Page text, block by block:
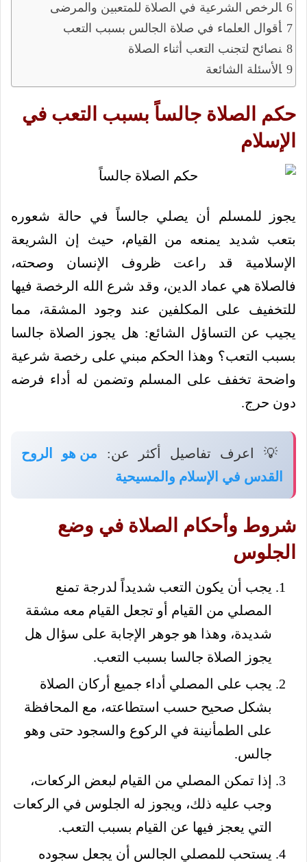
الرخص الشرعية في الصلاة للمتعبين والمرضى
أقوال العلماء في صلاة الجالس بسبب التعب
نصائح لتجنب التعب أثناء الصلاة
الأسئلة الشائعة
حكم الصلاة جالساً بسبب التعب في
الإسلام
يجوز للمسلم أن يصلي جالساً في حالة شعوره
بتعب شديد يمنعه من القيام، حيث إن الشريعة
الإسلامية قد راعت ظروف الإنسان وصحته،
فالصلاة هي عماد الدين، وقد شرع الله الرخصة فيها
للتخفيف على المكلفين عند وجود المشقة، مما
يجيب عن التساؤل الشائع: هل يجوز الصلاة جالسا
بسبب التعب؟ وهذا الحكم مبني على رخصة شرعية
واضحة تخفف على المسلم وتضمن له أداء فرضه
دون حرج.
💡 اعرف تفاصيل أكثر عن: من هو الروح
القدس في الإسلام والمسيحية
شروط وأحكام الصلاة في وضع
الجلوس
يجب أن يكون التعب شديداً لدرجة تمنع
المصلي من القيام أو تجعل القيام معه مشقة
شديدة، وهذا هو جوهر الإجابة على سؤال هل
يجوز الصلاة جالسا بسبب التعب.
يجب على المصلي أداء جميع أركان الصلاة
بشكل صحيح حسب استطاعته، مع المحافظة
على الطمأنينة في الركوع والسجود حتى وهو
جالس.
إذا تمكن المصلي من القيام لبعض الركعات،
وجب عليه ذلك، ويجوز له الجلوس في الركعات
التي يعجز فيها عن القيام بسبب التعب.
يستحب للمصلي الجالس أن يجعل سجوده